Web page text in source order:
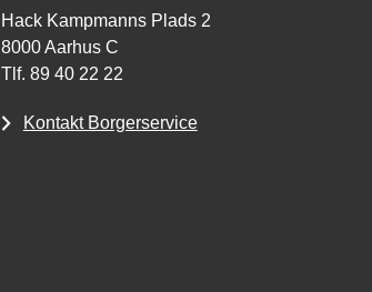
Hack Kampmanns Plads 2
8000 Aarhus C
Tlf. 89 40 22 22
Kontakt Borgerservice